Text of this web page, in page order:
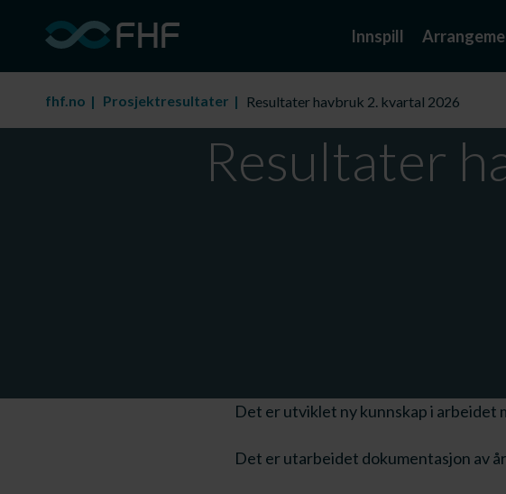
Innspill
fhf.no Prosjektresultater Resultater havbruk 2. kvartal 2026
Resultater
Det er utviklet ny kunnskap i arbeidet
Det er utarbeidet dokumentasjon av